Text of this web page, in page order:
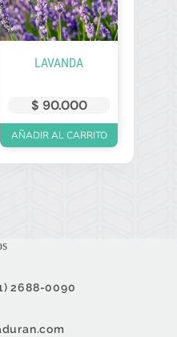
LAVANDA
$ 90.000
AÑADIR AL CARRITO
2688-0090